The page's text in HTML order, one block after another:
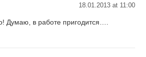
18.01.2013 at 11:00
Думаю, в работе пригодится….